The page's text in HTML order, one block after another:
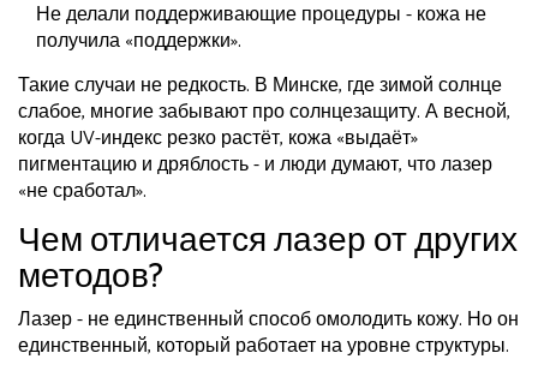
Не делали поддерживающие процедуры - кожа не
получила «поддержки».
Такие случаи не редкость. В Минске, где зимой солнце
слабое, многие забывают про солнцезащиту. А весной,
когда UV-индекс резко растёт, кожа «выдаёт»
пигментацию и дряблость - и люди думают, что лазер
«не сработал».
Чем отличается лазер от других
методов?
Лазер - не единственный способ омолодить кожу. Но он
единственный, который работает на уровне структуры.